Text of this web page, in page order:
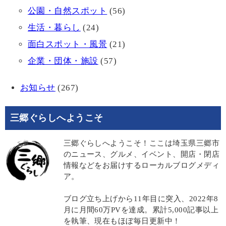
公園・自然スポット (56)
生活・暮らし (24)
面白スポット・風景 (21)
企業・団体・施設 (57)
お知らせ (267)
三郷ぐらしへようこそ
三郷ぐらしへようこそ！ここは埼玉県三郷市
のニュース、グルメ、イベント、開店・閉店
情報などをお届けするローカルブログメディ
ア。
ブログ立ち上げから11年目に突入、2022年8
月に月間60万PVを達成。累計5,000記事以上
を執筆、現在もほぼ毎日更新中！